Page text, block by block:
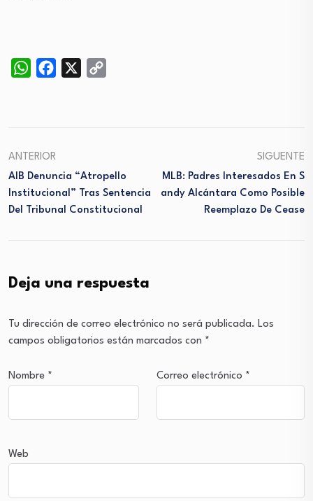
WhatsAppFacebook
ANTERIOR
AIB Denuncia “atropello
Institucional” Tras Sentencia
Del Tribunal Constitucional
SIGUENTE
MLB: Padres Interesados En S
Andy Alcántara Como Posible
Reemplazo De Cease
Deja una respuesta
Tu dirección de correo electrónico no será publicada. Los
campos obligatorios están marcados con *
Nombre * Correo electrónico *
Web